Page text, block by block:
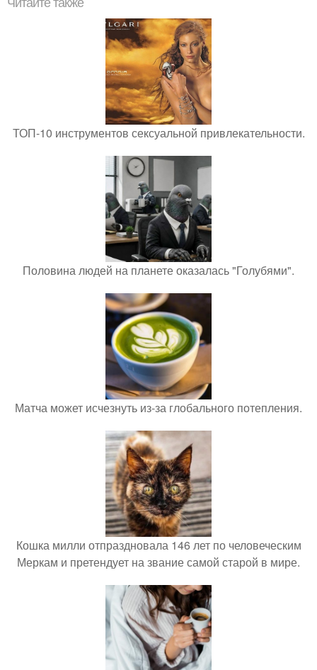
Читайте также
ТОП-10 инструментов сексуальной привлекательности.
Половина людей на планете оказалась "Голубями".
Матча может исчезнуть из-за глобального потепления.
Кошка милли отпраздновала 146 лет по человеческим
Меркам и претендует на звание самой старой в мире.